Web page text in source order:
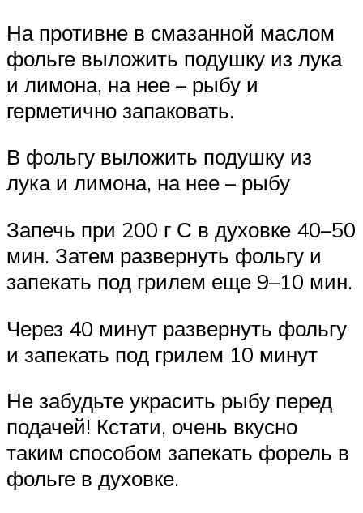
На противне в смазанной маслом
фольге выложить подушку из лука
и лимона, на нее – рыбу и
герметично запаковать.
В фольгу выложить подушку из
лука и лимона, на нее – рыбу
Запечь при 200 г С в духовке 40–50
мин. Затем развернуть фольгу и
запекать под грилем еще 9–10 мин.
Через 40 минут развернуть фольгу
и запекать под грилем 10 минут
Не забудьте украсить рыбу перед
подачей! Кстати, очень вкусно
таким способом запекать форель в
фольге в духовке.